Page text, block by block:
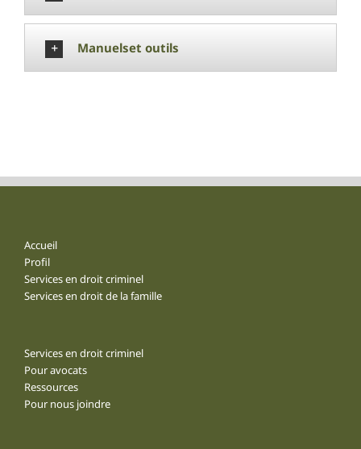
Manuelset outils
Accueil
Profil
Services en droit criminel
Services en droit de la famille
Services en droit criminel
Pour avocats
Ressources
Pour nous joindre